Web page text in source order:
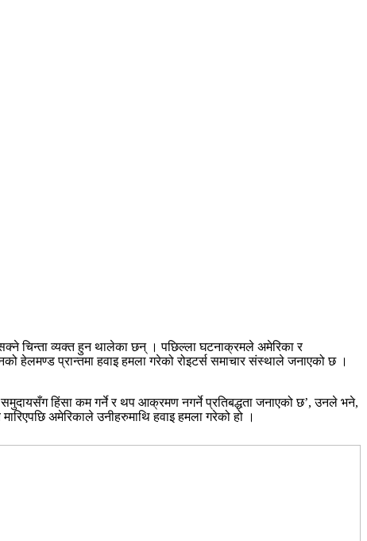
सक्ने चिन्ता व्यक्त हुन थालेका छन् । पछिल्ला घटनाक्रमले अमेरिका र
हेलमण्ड प्रान्तमा हवाइ हमला गरेको रोइटर्स समाचार संस्थाले जनाएको छ ।
समुदायसँग हिंसा कम गर्ने र थप आक्रमण नगर्ने प्रतिबद्धता जनाएको छ’, उनले भने,
अमेरिकाले उनीहरुमाथि हवाइ हमला गरेको हो ।